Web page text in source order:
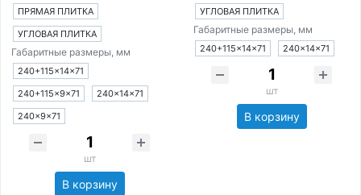
ПРЯМАЯ ПЛИТКА
УГЛОВАЯ ПЛИТКА
Габаритные размеры, мм
240+115×14×71
240+115×9×71
240×14×71
240×9×71
шт
В корзину
УГЛОВАЯ ПЛИТКА
Габаритные размеры, мм
240+115×14×71 240×14×71
шт
В корзину